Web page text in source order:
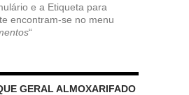
e a Etiqueta para
encontram-se no menu
“
GERAL ALMOXARIFADO